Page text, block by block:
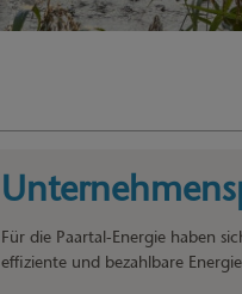
Für die Paartal-Energie haben
effiziente und bezahlbare